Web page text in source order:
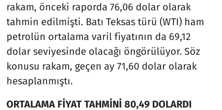
rakam, önceki raporda 76,06 dolar olarak
tahmin edilmişti. Batı Teksas türü (WTI) ham
petrolün ortalama varil fiyatının da 69,12
dolar seviyesinde olacağı öngörülüyor. Söz
konusu rakam, geçen ay 71,60 dolar olarak
hesaplanmıştı.
ORTALAMA FİYAT TAHMİNİ 80,49 DOLARDI